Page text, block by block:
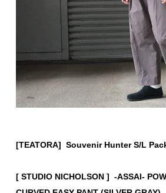
[TEATORA] Souvenir Hunter S/L
[ STUDIO NICHOLSON ] -ASSAI-